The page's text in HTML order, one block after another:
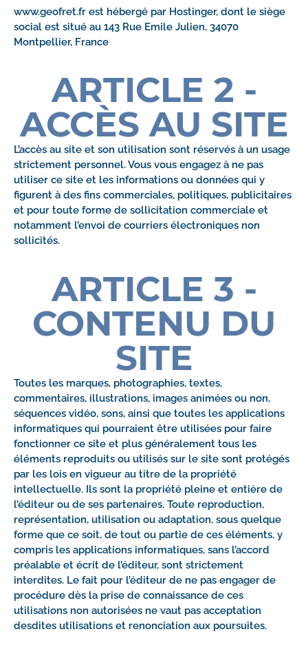
www.geofret.fr est hébergé par Hostinger, dont le siège
social est situé au 143 Rue Emile Julien, 34070
Montpellier, France
ARTICLE 2 -
ACCÈS AU SITE
L’accès au site et son utilisation sont réservés à un usage
strictement personnel. Vous vous engagez à ne pas
utiliser ce site et les informations ou données qui y
figurent à des fins commerciales, politiques, publicitaires
et pour toute forme de sollicitation commerciale et
notamment l’envoi de courriers électroniques non
sollicités.
ARTICLE 3 -
CONTENU DU
SITE
Toutes les marques, photographies, textes,
commentaires, illustrations, images animées ou non,
séquences vidéo, sons, ainsi que toutes les applications
informatiques qui pourraient être utilisées pour faire
fonctionner ce site et plus généralement tous les
éléments reproduits ou utilisés sur le site sont protégés
par les lois en vigueur au titre de la propriété
intellectuelle. Ils sont la propriété pleine et entière de
l’éditeur ou de ses partenaires. Toute reproduction,
représentation, utilisation ou adaptation, sous quelque
forme que ce soit, de tout ou partie de ces éléments, y
compris les applications informatiques, sans l’accord
préalable et écrit de l’éditeur, sont strictement
interdites. Le fait pour l’éditeur de ne pas engager de
procédure dès la prise de connaissance de ces
utilisations non autorisées ne vaut pas acceptation
desdites utilisations et renonciation aux poursuites.